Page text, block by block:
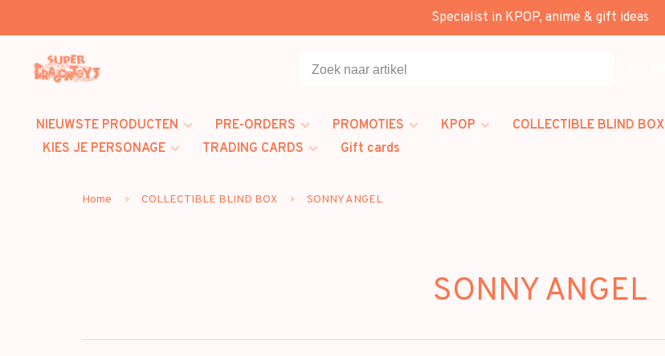
Specialist in KPOP, anime & gift ideas
NIEUWSTE PRODUCTEN PRE-ORDERS PROMOTIES KPOP COLLECTIBLE BLIND BOX
KIES JE PERSONAGE
TRADING CARDS Gift cards
Home COLLECTIBLE BLIND BOX SONNY ANGEL
SONNY ANGEL